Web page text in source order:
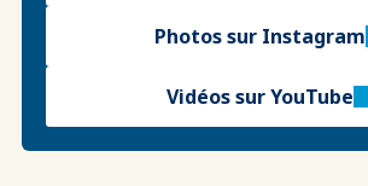
Photos sur Instagram
Vidéos sur YouTube